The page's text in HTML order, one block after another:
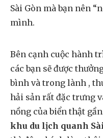
Sài Gòn mà bạn nên
mình.
Bên cạnh cuộc hành
các bạn sẽ được
bình và trong lành ,
hải sản rất đặc trưng
nồng của biển thật
khu du lịch quanh